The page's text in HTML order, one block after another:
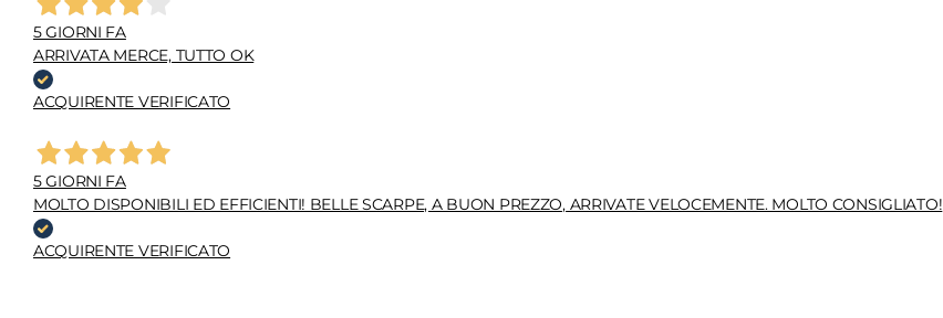
5 GIORNI FA
ARRIVATA MERCE, TUTTO OK
ACQUIRENTE VERIFICATO
5 GIORNI FA
MOLTO DISPONIBILI ED EFFICIENTI! BELLE SCARPE, A BUON PREZZO, ARRIVATE VELOCEMENTE. MOLTO CONSIGLIATO!
ACQUIRENTE VERIFICATO